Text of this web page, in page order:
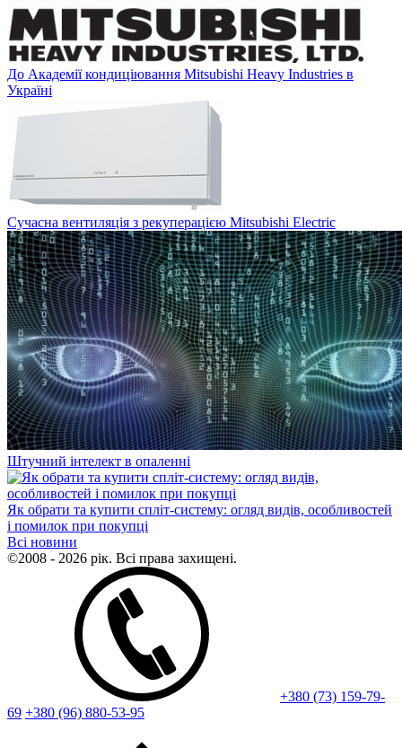
До Академії кондиціювання Mitsubishi Heavy Industries в
Україні
Сучасна вентиляція з рекуперацією Mitsubishi Electric
Штучний інтелект в опаленні
Як обрати та купити спліт-систему: огляд видів, особливостей
і помилок при покупці
Всі новини
©2008 - 2026 рік. Всі права захищені.
+380 (73) 159-79-
69 +380 (96) 880-53-95